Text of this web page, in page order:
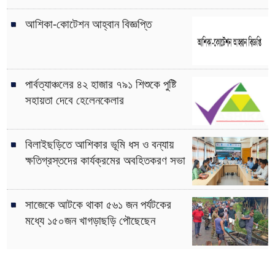
আশিকা-কোটেশন আহ্বান বিজ্ঞপ্তি
পার্বত্যাঞ্চলের ৪২ হাজার ৭৯১ শিশুকে পুষ্টি
সহায়তা দেবে হেলেনকেলার
বিলাইছড়িতে আশিকার ভূমি ধস ও বন্যায়
ক্ষতিগ্রস্তদের কার্যক্রমের অবহিতকরণ সভা
সাজেকে আটকে থাকা ৫৬১ জন পর্যটকের
মধ্যে ১৫০জন খাগড়াছড়ি পৌছেছেন